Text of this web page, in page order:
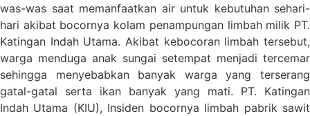
was-was saat memanfaatkan air untuk kebutuhan sehari-
hari akibat bocornya kolam penampungan limbah milik PT.
Katingan Indah Utama. Akibat kebocoran limbah tersebut,
warga menduga anak sungai setempat menjadi tercemar
sehingga menyebabkan banyak warga yang terserang
gatal-gatal serta ikan banyak yang mati. PT. Katingan
Indah Utama (KIU), Insiden bocornya limbah pabrik sawit